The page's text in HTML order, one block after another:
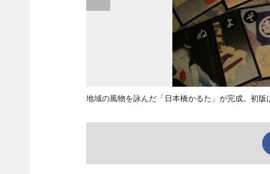
地域の風物を詠んだ「日本橋かるた」が完成。初